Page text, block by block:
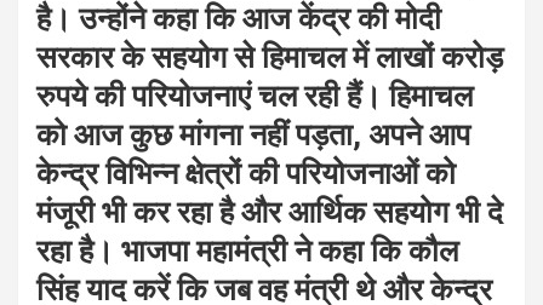
है। उन्होंने कहा कि आज केंद्र की मोदी
सरकार के सहयोग से हिमाचल में लाखों करोड़
रुपये की परियोजनाएं चल रही हैं। हिमाचल
को आज कुछ मांगना नहीं पड़ता, अपने आप
केन्द्र विभिन्न क्षेत्रों की परियोजनाओं को
मंजूरी भी कर रहा है और आर्थिक सहयोग भी दे
रहा है। भाजपा महामंत्री ने कहा कि कौल
सिंह याद करें कि जब वह मंत्री थे और केन्द्र